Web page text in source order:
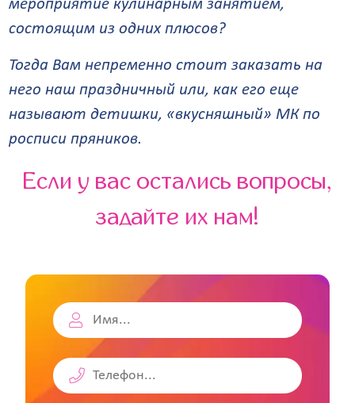
мероприятие кулинарным занятием,
состоящим из одних плюсов?
Тогда Вам непременно стоит заказать на
него наш праздничный или, как его еще
называют детишки, «вкусняшный» МК по
росписи пряников.
Если у вас остались вопросы,
задайте их нам!